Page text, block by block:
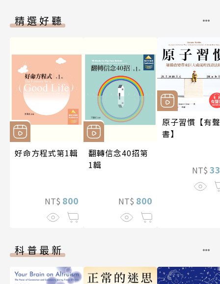
精選好聽
好命方程式第1輯
NT$ 800
翻轉信念40招第
1輯
NT$ 800
原子習慣【有聲
書】
NT$
科普最新